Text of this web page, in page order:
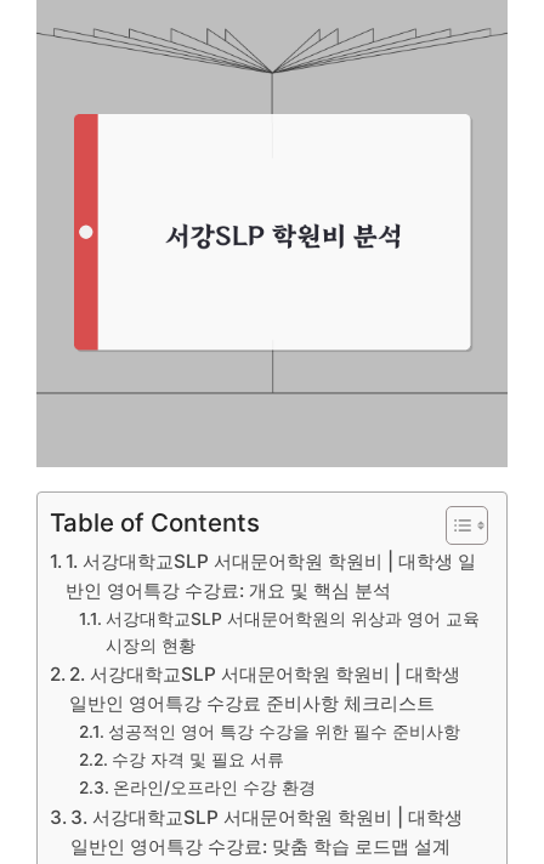
Table of Contents
1. 서강대학교SLP 서대문어학원 학원비 | 대학생 일
반인 영어특강 수강료: 개요 및 핵심 분석
서강대학교SLP 서대문어학원의 위상과 영어 교육
시장의 현황
2. 서강대학교SLP 서대문어학원 학원비 | 대학생
일반인 영어특강 수강료 준비사항 체크리스트
성공적인 영어 특강 수강을 위한 필수 준비사항
수강 자격 및 필요 서류
온라인/오프라인 수강 환경
3. 서강대학교SLP 서대문어학원 학원비 | 대학생
일반인 영어특강 수강료: 맞춤 학습 로드맵 설계